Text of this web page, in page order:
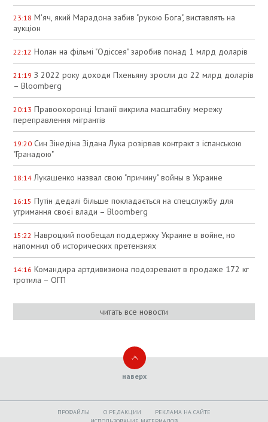
23:18 М'яч, який Марадона забив "рукою Бога", виставлять на
аукціон
22:12 Нолан на фільмі "Одіссея" заробив понад 1 млрд доларів
21:19 З 2022 року доходи Пхеньяну зросли до 22 млрд доларів
– Bloomberg
20:13 Правоохоронці Іспанії викрила масштабну мережу
переправлення мігрантів
19:20 Син Зінедіна Зідана Лука розірвав контракт з іспанською
"Гранадою"
18:14 Лукашенко назвал свою "причину" войны в Украине
16:15 Путін дедалі більше покладається на спецслужбу для
утримання своєї влади – Bloomberg
15:22 Навроцкий пообещал поддержку Украине в войне, но
напомнил об исторических претензиях
14:16 Командира артдивизиона подозревают в продаже 172 кг
тротила – ОГП
читать все новости
наверх
ПРОФАЙЛЫ O РЕДАКЦИИ
РЕКЛАМА НА САЙТЕ